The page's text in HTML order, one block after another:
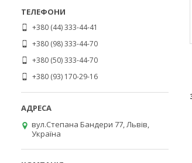
+380 (44) 333-44-41
+380 (98) 333-44-70
+380 (50) 333-44-70
+380 (93) 170-29-16
вул.Степана Бандери 77, Львів,
Україна